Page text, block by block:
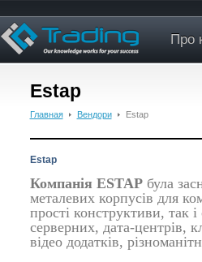
Про
Estap
Главная Вендори Estap
Estap
Компанія ESTAPбула
металевих корпусів для
прості конструктиви, так
серверних, дата-центрів,
відео додатків,